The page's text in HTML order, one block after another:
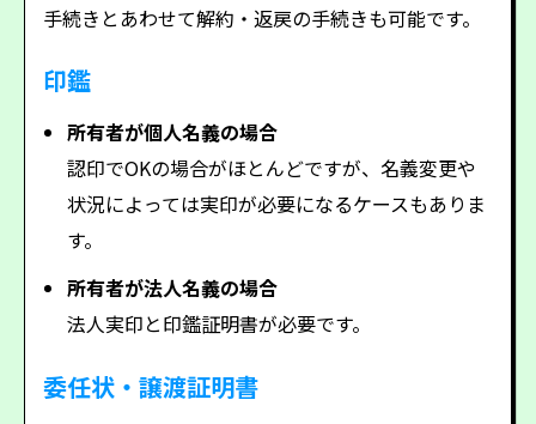
手続きとあわせて解約・返戻の手続きも可能です。
印鑑
所有者が個人名義の場合
認印でOKの場合がほとんどですが、名義変更や
状況によっては実印が必要になるケースもありま
す。
所有者が法人名義の場合
法人実印と印鑑証明書が必要です。
委任状・譲渡証明書